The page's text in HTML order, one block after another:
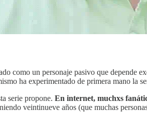
como un personaje pasivo que depende
ha experimentado de primera mano la
serie propone. En internet, muchxs
veintinueve años (que muchas